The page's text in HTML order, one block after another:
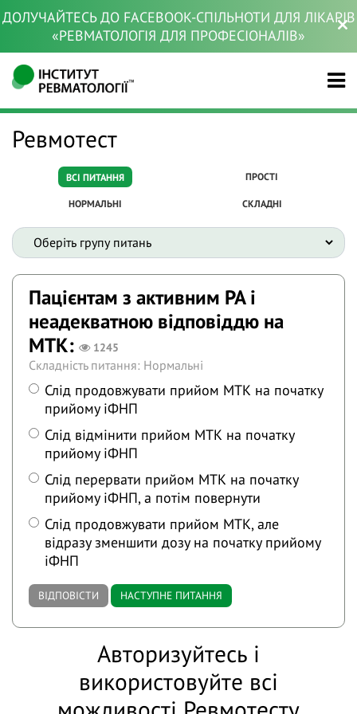
ДОЛУЧАЙТЕСЬ ДО FACEBOOK-СПІЛЬНОТИ ДЛЯ ЛІКАРІВ
«РЕВМАТОЛОГІЯ ДЛЯ ПРОФЕСІОНАЛІВ»
Ревмотест
ВСІ ПИТАННЯ ПРОСТІ
НОРМАЛЬНІ СКЛАДНІ
Пацієнтам з активним РА і
неадекватною відповіддю на
МТК:
1245
Складність питання: Нормальні
Слід продовжувати прийом МТК на початку
прийому іФНП
Слід відмінити прийом МТК на початку
прийому іФНП
Слід перервати прийом МТК на початку
прийому іФНП, а потім повернути
Слід продовжувати прийом МТК, але
відразу зменшити дозу на початку прийому
іФНП
ВІДПОВІСТИ НАСТУПНЕ ПИТАННЯ
Авторизуйтесь і
використовуйте всі